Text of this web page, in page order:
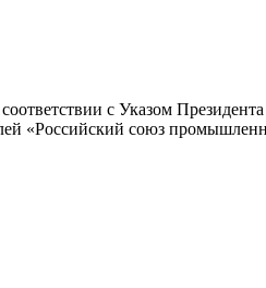
с Указом
«Российский союз